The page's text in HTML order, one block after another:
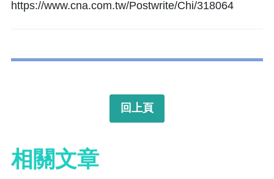
https://www.cna.com.tw/Postwrite/Chi/318064
回上頁
相關文章